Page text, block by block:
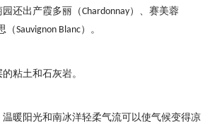
还出产霞多丽（Chardonnay）、赛美蓉
（Sauvignon Blanc）。
粘土和石灰岩。
暖阳光和南冰洋轻柔气流可以使气候变得凉